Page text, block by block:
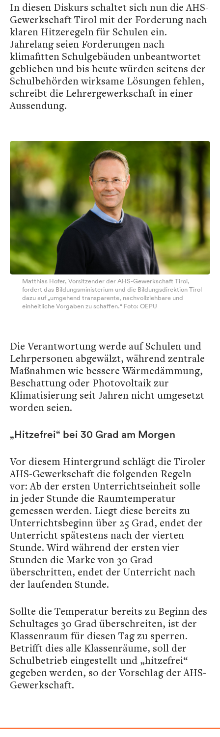
In diesen Diskurs schaltet sich nun die AHS-
Gewerkschaft Tirol mit der Forderung nach
klaren Hitzeregeln für Schulen ein.
Jahrelang seien Forderungen nach
klimafitten Schulgebäuden unbeantwortet
geblieben und bis heute würden seitens der
Schulbehörden wirksame Lösungen fehlen,
schreibt die Lehrergewerkschaft in einer
Aussendung.
Matthias Hofer, Vorsitzender der AHS-Gewerkschaft Tirol,
fordert das Bildungsministerium und die Bildungsdirektion Tirol
dazu auf „umgehend transparente, nachvollziehbare und
einheitliche Vorgaben zu schaffen.“ Foto: OEPU
Die Verantwortung werde auf Schulen und
Lehrpersonen abgewälzt, während zentrale
Maßnahmen wie bessere Wärmedämmung,
Beschattung oder Photovoltaik zur
Klimatisierung seit Jahren nicht umgesetzt
worden seien.
„Hitzefrei“ bei 30 Grad am Morgen
Vor diesem Hintergrund schlägt die Tiroler
AHS-Gewerkschaft die folgenden Regeln
vor: Ab der ersten Unterrichtseinheit solle
in jeder Stunde die Raumtemperatur
gemessen werden. Liegt diese bereits zu
Unterrichtsbeginn über 25 Grad, endet der
Unterricht spätestens nach der vierten
Stunde. Wird während der ersten vier
Stunden die Marke von 30 Grad
überschritten, endet der Unterricht nach
der laufenden Stunde.
Sollte die Temperatur bereits zu Beginn des
Schultages 30 Grad überschreiten, ist der
Klassenraum für diesen Tag zu sperren.
Betrifft dies alle Klassenräume, soll der
Schulbetrieb eingestellt und „hitzefrei“
gegeben werden, so der Vorschlag der AHS-
Gewerkschaft.